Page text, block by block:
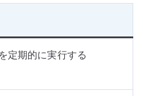
定期的に実行する